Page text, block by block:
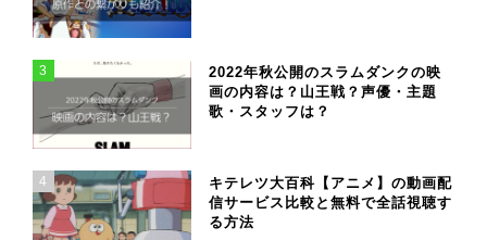
3
2022年秋公開のスラムダンクの映
画の内容は？山王戦？声優・主題
歌・スタッフは？
4
キテレツ大百科【アニメ】の動画配
信サービス比較と無料で全話視聴す
る方法